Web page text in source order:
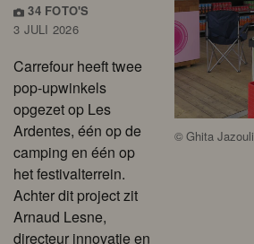
34 FOTO'S
3 JULI 2026
Carrefour heeft twee
pop-upwinkels
opgezet op Les
Ardentes, één op de
camping en één op
het festivalterrein.
Achter dit project zit
Arnaud Lesne,
directeur innovatie en
©Ghita Jazouli